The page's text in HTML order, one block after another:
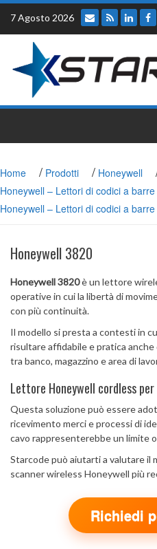
Skip
content
7 Agosto 2026
Home / Prodotti / Honeywell
Honeywell – Lettori di codici a barre
Honeywell – Lettori di codici a
Honeywell 3820
Honeywell 3820è un lettore
operative in cui la libertà di
con più continuità.
Il modello si presta a contesti in
risultare affidabile e pratica
tra banco, magazzino e area di
Lettore Honeywell cordless
Questa soluzione può essere
ricevimento merci e processi di
cavo rappresenterebbe un limite
Starcode può aiutarti a valutare il
scanner wireless Honeywell più
Richiedi